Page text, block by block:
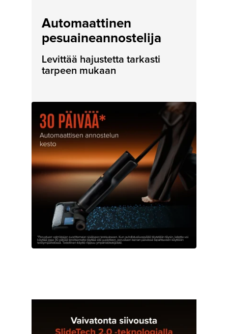
Automaattinen
pesuaineannostelija
Levittää hajustetta tarkasti
tarpeen mukaan